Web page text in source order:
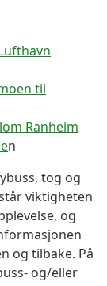
til
Ranheim
n
tog og
viktigheten
og
og tilbake. På
og/eller